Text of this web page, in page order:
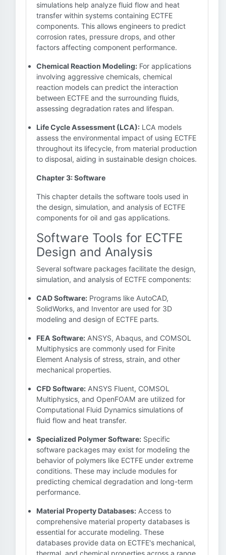
simulations help analyze fluid flow and heat
transfer within systems containing ECTFE
components. This allows engineers to predict
corrosion rates, pressure drops, and other
factors affecting component performance.
Chemical Reaction Modeling: For applications
involving aggressive chemicals, chemical
reaction models can predict the interaction
between ECTFE and the surrounding fluids,
assessing degradation rates and lifespan.
Life Cycle Assessment (LCA): LCA models
assess the environmental impact of using ECTFE
throughout its lifecycle, from material production
to disposal, aiding in sustainable design choices.
Chapter 3: Software
This chapter details the software tools used in
the design, simulation, and analysis of ECTFE
components for oil and gas applications.
Software Tools for ECTFE
Design and Analysis
Several software packages facilitate the design,
simulation, and analysis of ECTFE components:
CAD Software: Programs like AutoCAD,
SolidWorks, and Inventor are used for 3D
modeling and design of ECTFE parts.
FEA Software: ANSYS, Abaqus, and COMSOL
Multiphysics are commonly used for Finite
Element Analysis of stress, strain, and other
mechanical properties.
CFD Software: ANSYS Fluent, COMSOL
Multiphysics, and OpenFOAM are utilized for
Computational Fluid Dynamics simulations of
fluid flow and heat transfer.
Specialized Polymer Software: Specific
software packages may exist for modeling the
behavior of polymers like ECTFE under extreme
conditions. These may include modules for
predicting chemical degradation and long-term
performance.
Material Property Databases: Access to
comprehensive material property databases is
essential for accurate modeling. These
databases provide data on ECTFE's mechanical,
thermal, and chemical properties across a range